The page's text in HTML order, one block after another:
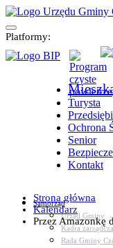
Platformy:
Turysta
Ochrona
Senior
Kontakt
Samorząd
Urząd Gminy
Kadra zarządcza
Rada Gminy
Strona główna
Kalendarz
Przez Amazonkę